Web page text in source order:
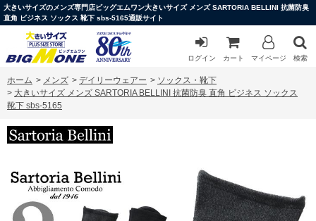
大きいサイズのメンズ専門店ビッグエムワン大きいサイズ メンズ SARTORIA BELLINI 抗菌防臭
直角 ビジネス ソックス 靴下 sbs-5165通販サイト
ログイン カート マイページ 検索
ホーム > メンズ > デイリーウェアー > ソックス・靴下
> 大きいサイズ メンズ SARTORIA BELLINI 抗菌防臭 直角 ビジネス ソックス
靴下 sbs-5165